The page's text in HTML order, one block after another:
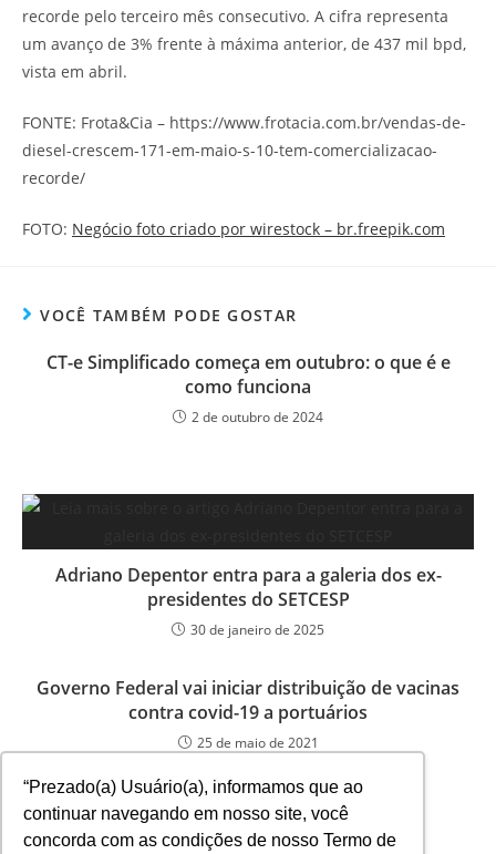
“Prezado(a) Usuário(a), informamos que ao
continuar navegando em nosso site, você
concorda com as condições de nosso Termo de
recorde pelo terceiro mês consecutivo. A cifra representa
um avanço de 3% frente à máxima anterior, de 437 mil bpd,
vista em abril.
FONTE: Frota&Cia – https://www.frotacia.com.br/vendas-de-
diesel-crescem-171-em-maio-s-10-tem-comercializacao-
recorde/
FOTO: Negócio foto criado por wirestock – br.freepik.com
VOCÊ TAMBÉM PODE GOSTAR
CT-e Simplificado começa em outubro: o que é e
como funciona
2 de outubro de 2024
Adriano Depentor entra para a galeria dos ex-
presidentes do SETCESP
30 de janeiro de 2025
Governo Federal vai iniciar distribuição de vacinas
contra covid-19 a portuários
25 de maio de 2021